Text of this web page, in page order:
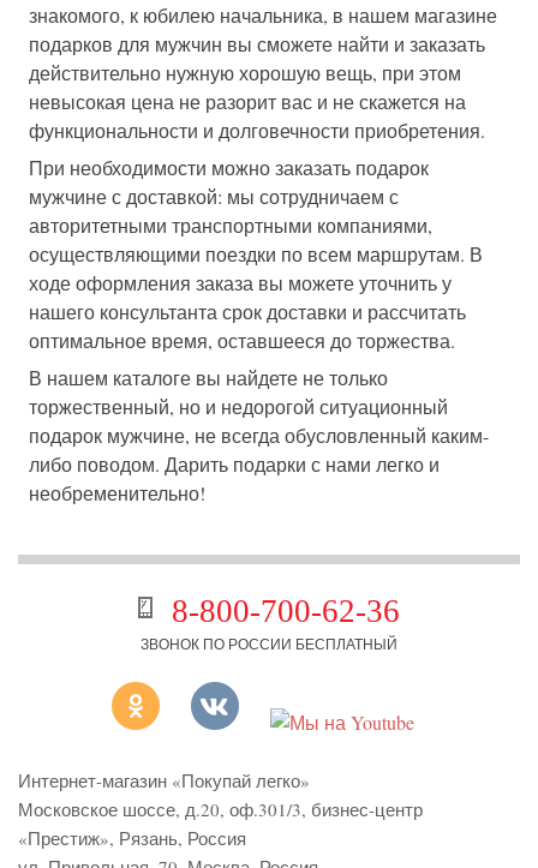
знакомого, к юбилею начальника, в нашем магазине
подарков для мужчин вы сможете найти и заказать
действительно нужную хорошую вещь, при этом
невысокая цена не разорит вас и не скажется на
функциональности и долговечности приобретения.
При необходимости можно заказать подарок
мужчине с доставкой: мы сотрудничаем с
авторитетными транспортными компаниями,
осуществляющими поездки по всем маршрутам. В
ходе оформления заказа вы можете уточнить у
нашего консультанта срок доставки и рассчитать
оптимальное время, оставшееся до торжества.
В нашем каталоге вы найдете не только
торжественный, но и недорогой ситуационный
подарок мужчине, не всегда обусловленный каким-
либо поводом. Дарить подарки с нами легко и
необременительно!
8-800-700-62-36
ЗВОНОК ПО РОССИИ БЕСПЛАТНЫЙ
Интернет-магазин «Покупай легко»
Московское шоссе, д.20, оф.301/3, бизнес-центр
«Престиж», Рязань, Россия